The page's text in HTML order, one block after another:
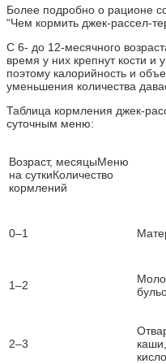
Более подробно о рационе
“Чем кормить джек-рассел-
С 6- до 12-месячного
время у них крепнут кости и
поэтому калорийность и
уменьшения количества
Таблица кормления джек-
суточным меню:
Возраст, месяцыМеню
на суткиКоличество
кормлений
0–1
1–2
2–3